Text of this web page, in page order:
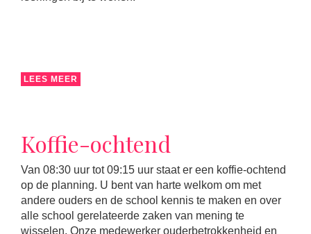
LEES MEER
Koffie-ochtend
Van 08:30 uur tot 09:15 uur staat er een koffie-ochtend
op de planning. U bent van harte welkom om met
andere ouders en de school kennis te maken en over
alle school gerelateerde zaken van mening te
wisselen. Onze medewerker ouderbetrokkenheid en